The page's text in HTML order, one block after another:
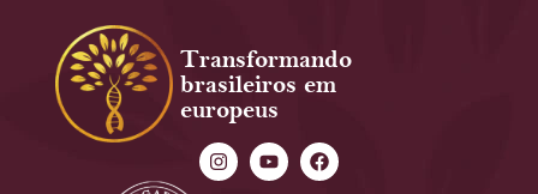
Transformando
brasileiros em
europeus